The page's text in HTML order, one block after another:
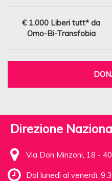
€ 1.000 Liberi tutt* da
Omo-Bi-Transfobia
Direzione
Via Don Minzoni, 18 -
Dal lunedì al venerdì,